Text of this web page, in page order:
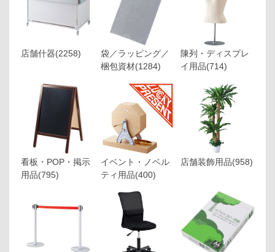
店舗什器(2258)
袋／ラッピング／
梱包資材(1284)
陳列・ディスプレ
イ用品(714)
看板・POP・掲示
用品(795)
イベント・ノベル
ティ用品(400)
店舗装飾用品(958)